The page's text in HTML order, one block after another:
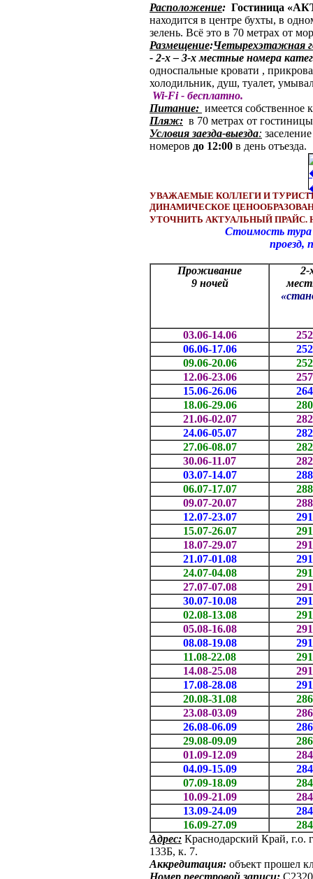
Расположение: Гостиница
находится в центре бухты, в
зелень. Всё это в 70 метрах от
Размещение:Четырехэтажная
- 2-х – 3-х местные номера
односпальные кровати ,
холодильник, душ, туалет,
Wi-Fi - бесплатно.
Питание: имеется собственное
Пляж: в 70 метрах от
Условия заезда-выезда:
номеров до 12:00 в день отъезда.
УВАЖАЕМЫЕ КОЛЛЕГИ И
ДИНАМИЧЕСКОЕ
УТОЧНИТЬ АКТУАЛЬНЫЙ
Стоимость тура
проезд,
Проживание
9 ночей
2-
03.06-14.06
06.06-17.06
09.06-20.06
12.06-23.06
15.06-26.06
18.06-29.06
21.06-02.07
24.06-05.07
27.06-08.07
30.06-11.07
03.07-14.07
06.07-17.07
09.07-20.07
12.07-23.07
15.07-26.07
18.07-29.07
21.07-01.08
24.07-04.08
27.07-07.08
30.07-10.08
02.08-13.08
05.08-16.08
08.08-19.08
11.08-22.08
14.08-25.08
17.08-28.08
20.08-31.08
23.08-03.09
26.08-06.09
29.08-09.09
01.09-12.09
04.09-15.09
07.09-18.09
10.09-21.09
13.09-24.09
16.09-27.09
Адрес: Краснодарский Край, г.о.
133Б, к. 7.
Аккредитация: объект прошел
Номер реестровой записи: